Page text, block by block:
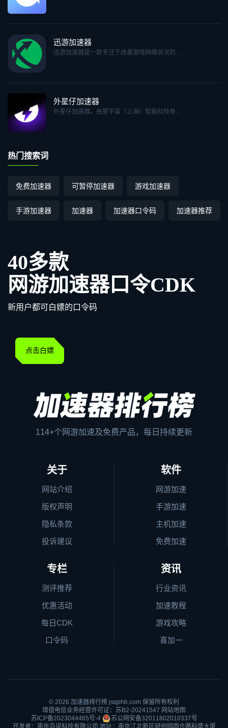
迅游加速器
迅游加速器是一款专注于改善游戏网络状况的...
外星仔加速器
外星仔加速器，由星宇宙（上海）智能科技有...
热门搜索词
免费加速器 可暂停加速器 游戏加速器
手游加速器 加速器 加速器口令码 加速器推荐
40多款
网游加速器口令CDK
新用户都可白嫖的口令码
点击白嫖
114+个网游加速及免费产品，每日持续更新
关于
网站介绍
版权声明
隐私条款
投诉建议
软件
网游加速
手游加速
主机加速
免费加速
专栏
测评推荐
优惠活动
每日CDK
口令码
资讯
行业资讯
加速教程
游戏攻略
喜加一
© 2026 加速器排行榜 jsqphb.com 保留所有权利
增值电信业务经营许可证：苏B2-20241547 网站地图
苏ICP备2023044465号-4
苏公网安备32011802010337号
开发者：南京鸟说科技有限公司 地址：南京江北新区研创园雨合路科盛大厦